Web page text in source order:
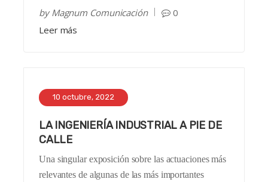
byMagnum Comunicación
0
Leer más
10 octubre, 2022
LA INGENIERÍA INDUSTRIAL A PIE DE
CALLE
Una singular exposición sobre las actuaciones más
relevantes de algunas de las más importantes